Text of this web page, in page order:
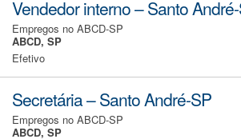
Vendedor interno – Santo
Empregos no ABCD-SP
ABCD, SP
Efetivo
Secretária – Santo André-SP
Empregos no ABCD-SP
ABCD, SP